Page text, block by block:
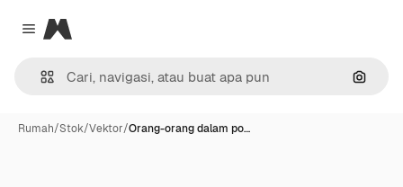
Close menu
Magnific
Rumah/Stok/Vektor/Orang-orang dalam po…